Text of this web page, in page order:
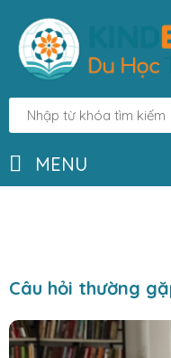
MENU
Câu hỏi thường